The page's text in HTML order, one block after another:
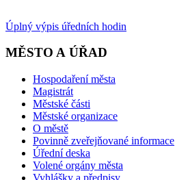
Úplný výpis úředních hodin
MĚSTO A ÚŘAD
Hospodaření města
Magistrát
Městské části
Městské organizace
O městě
Povinně zveřejňované informace
Úřední deska
Volené orgány města